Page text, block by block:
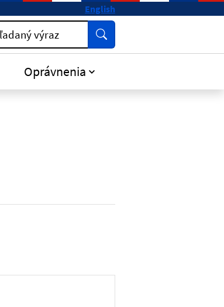
English
výraz Vyhľadať
Oprávnenia